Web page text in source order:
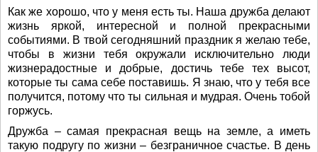
Как же хорошо, что у меня есть ты. Наша дружба делают
жизнь яркой, интересной и полной прекрасными
событиями. В твой сегодняшний праздник я желаю тебе,
чтобы в жизни тебя окружали исключительно люди
жизнерадостные и добрые, достичь тебе тех высот,
которые ты сама себе поставишь. Я знаю, что у тебя все
получится, потому что ты сильная и мудрая. Очень тобой
горжусь.
Дружба – самая прекрасная вещь на земле, а иметь
такую подругу по жизни – безграничное счастье. В день